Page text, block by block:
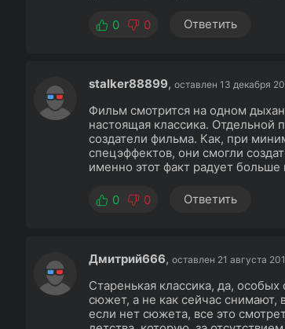
0 0 Ответить
stalker88899, оставлен 13 декабря
Фильм смотрится на одном
настоящая классика. Отдельной
создатели фильма. Как, при
спецэффектов, они смогли
именно этот факт радует больше
0 0 Ответить
Дмитрий666, оставлен 21 августа
Старенькая классика, да,
сюжет, а не как сейчас снимают,
если нет сюжета, все это